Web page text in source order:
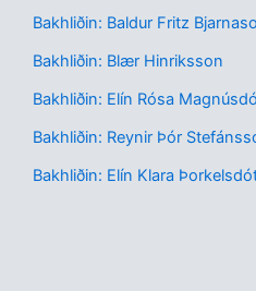
Bakhliðin: Baldur Fritz
Bakhliðin: Blær Hinriksson
Bakhliðin: Elín Rósa
Bakhliðin: Reynir Þór
Bakhliðin: Elín Klara